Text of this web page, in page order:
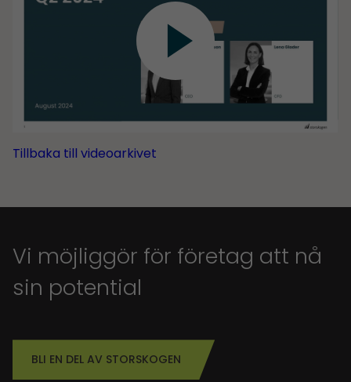
Tillbaka till videoarkivet
Vi möjliggör för företag att nå
sin potential
BLI EN DEL AV STORSKOGEN